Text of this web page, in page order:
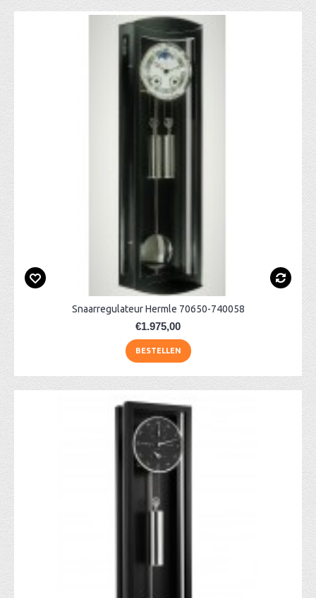
Snaarregulateur Hermle 70650-740058
€1.975,00
BESTELLEN